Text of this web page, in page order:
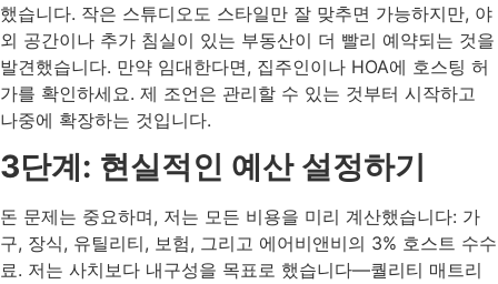
했습니다. 작은 스튜디오도 스타일만 잘 맞추면 가능하지만, 야
외 공간이나 추가 침실이 있는 부동산이 더 빨리 예약되는 것을
발견했습니다. 만약 임대한다면, 집주인이나 HOA에 호스팅 허
가를 확인하세요. 제 조언은 관리할 수 있는 것부터 시작하고
나중에 확장하는 것입니다.
3단계: 현실적인 예산 설정하기
돈 문제는 중요하며, 저는 모든 비용을 미리 계산했습니다: 가
구, 장식, 유틸리티, 보험, 그리고 에어비앤비의 3% 호스트 수수
료. 저는 사치보다 내구성을 목표로 했습니다—퀄리티 매트리